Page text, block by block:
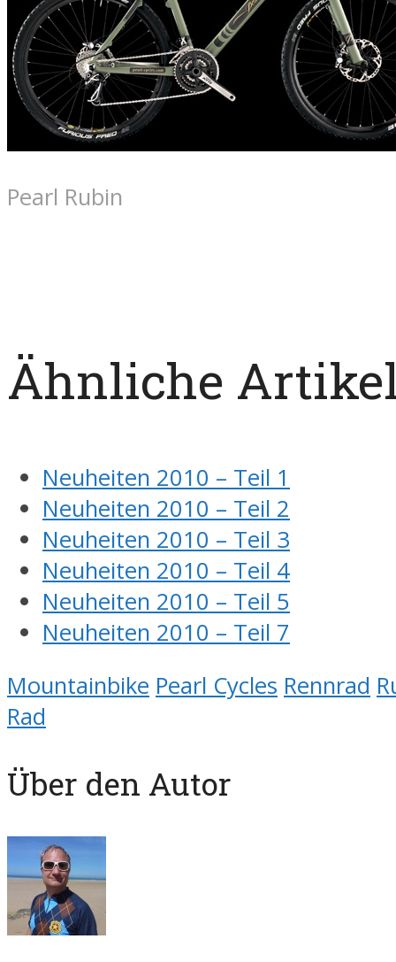
Pearl Rubin
Ähnliche
Neuheiten 2010 – Teil 1
Neuheiten 2010 – Teil 2
Neuheiten 2010 – Teil 3
Neuheiten 2010 – Teil 4
Neuheiten 2010 – Teil 5
Neuheiten 2010 – Teil 7
Mountainbike Pearl Cycles Rennrad
Rad
Über den Autor